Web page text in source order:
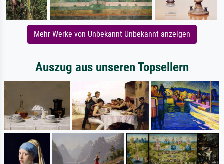
Mehr Werke von Unbekannt Unbekannt anzeigen
Auszug aus unseren Topsellern